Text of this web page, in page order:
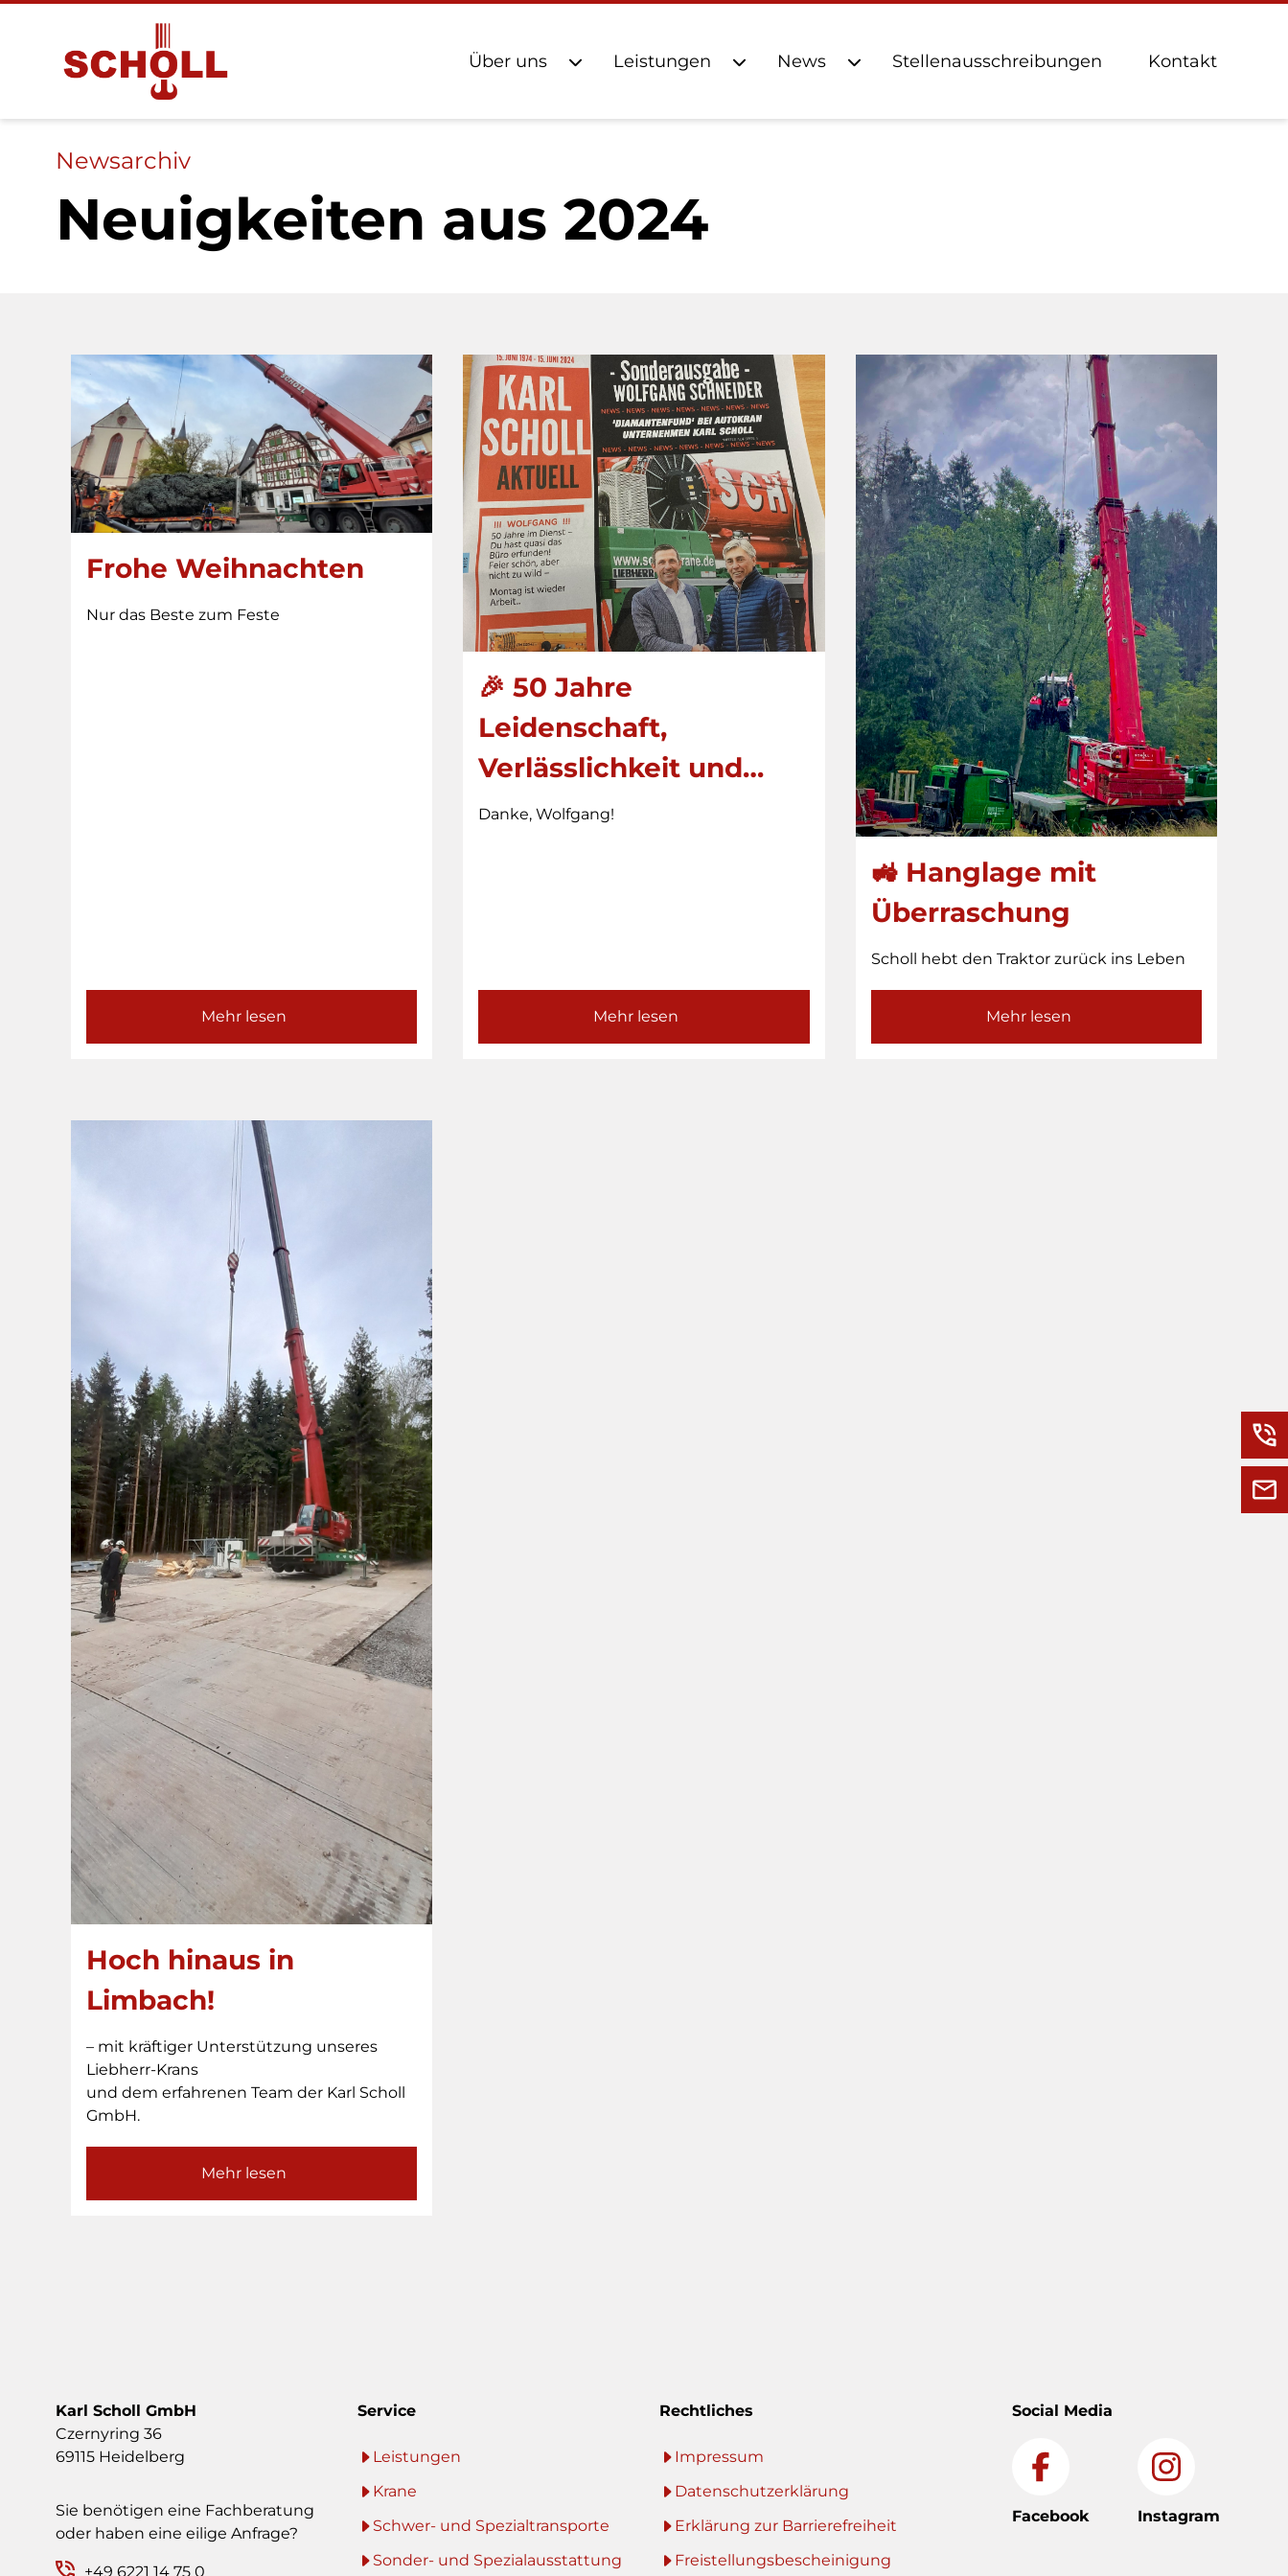
Über uns Leistungen News Stellenausschreibungen Kontakt
Newsarchiv
Neuigkeiten aus 2024
Frohe Weihnachten
Nur das Beste zum Feste
Mehr lesen
🎉 50 Jahre
Leidenschaft,
Verlässlichkeit und…
Danke, Wolfgang!
Mehr lesen
🚜 Hanglage mit
Überraschung
Scholl hebt den Traktor zurück ins Leben
Mehr lesen
Hoch hinaus in
Limbach!
– mit kräftiger Unterstützung unseres
Liebherr-Krans
und dem erfahrenen Team der Karl Scholl
GmbH.
Mehr lesen
Karl Scholl GmbH
Czernyring 36
69115 Heidelberg
Sie benötigen eine Fachberatung
oder haben eine eilige Anfrage?
+49 6221 14 75 0
Service
Leistungen
Krane
Schwer- und Spezialtransporte
Sonder- und Spezialausstattung
Rechtliches
Impressum
Datenschutzerklärung
Erklärung zur Barrierefreiheit
Freistellungsbescheinigung
Social Media
Facebook Instagram